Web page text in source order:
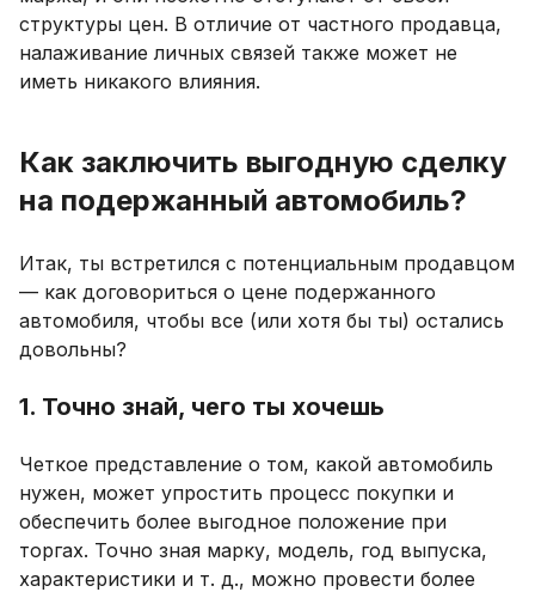
структуры цен. В отличие от частного продавца,
налаживание личных связей также может не
иметь никакого влияния.
Как заключить выгодную сделку
на подержанный автомобиль?
Итак, ты встретился с потенциальным продавцом
— как договориться о цене подержанного
автомобиля, чтобы все (или хотя бы ты) остались
довольны?
1. Точно знай, чего ты хочешь
Четкое представление о том, какой автомобиль
нужен, может упростить процесс покупки и
обеспечить более выгодное положение при
торгах. Точно зная марку, модель, год выпуска,
характеристики и т. д., можно провести более